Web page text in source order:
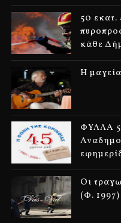
50 εκατ.
κάθε
Η
ΦΥΛΛΑ
Οι
(Φ. 1997)